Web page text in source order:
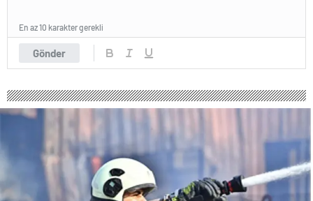
Gönder
En az 10 karakter gerekli